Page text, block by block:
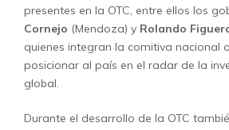
presentes en la OTC, entre ellos los
Cornejo (Mendoza) y Rolando
quienes integran la comitiva nacional
posicionar al país en el radar de la
global.
Durante el desarrollo de la OTC